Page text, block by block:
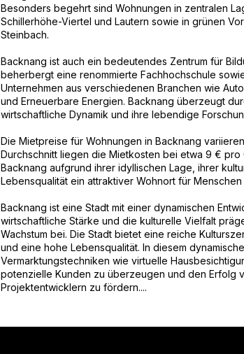
Besonders begehrt sind Wohnungen in zentralen
Schillerhöhe-Viertel und Lautern sowie in grünen
Steinbach.
Backnang ist auch ein bedeutendes Zentrum für
beherbergt eine renommierte Fachhochschule
Unternehmen aus verschiedenen Branchen wie
und Erneuerbare Energien. Backnang überzeugt
wirtschaftliche Dynamik und ihre lebendige
Die Mietpreise für Wohnungen in Backnang
Durchschnitt liegen die Mietkosten bei etwa 9 € pro
Backnang aufgrund ihrer idyllischen Lage, ihrer
Lebensqualität ein attraktiver Wohnort für
Backnang ist eine Stadt mit einer dynamischen
wirtschaftliche Stärke und die kulturelle Vielfalt
Wachstum bei. Die Stadt bietet eine reiche
und eine hohe Lebensqualität. In diesem
Vermarktungstechniken wie virtuelle
potenzielle Kunden zu überzeugen und den Erfolg
Projektentwicklern zu fördern....